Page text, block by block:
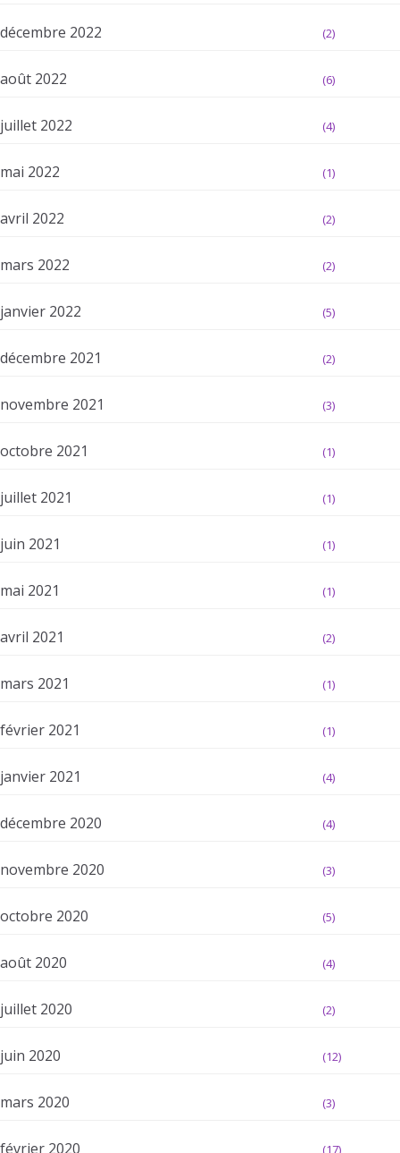
décembre 2022 (2)
août 2022 (6)
juillet 2022 (4)
mai 2022 (1)
avril 2022 (2)
mars 2022 (2)
janvier 2022 (5)
décembre 2021 (2)
novembre 2021 (3)
octobre 2021 (1)
juillet 2021 (1)
juin 2021 (1)
mai 2021 (1)
avril 2021 (2)
mars 2021 (1)
février 2021 (1)
janvier 2021 (4)
décembre 2020 (4)
novembre 2020 (3)
octobre 2020 (5)
août 2020 (4)
juillet 2020 (2)
juin 2020 (12)
mars 2020 (3)
février 2020 (17)